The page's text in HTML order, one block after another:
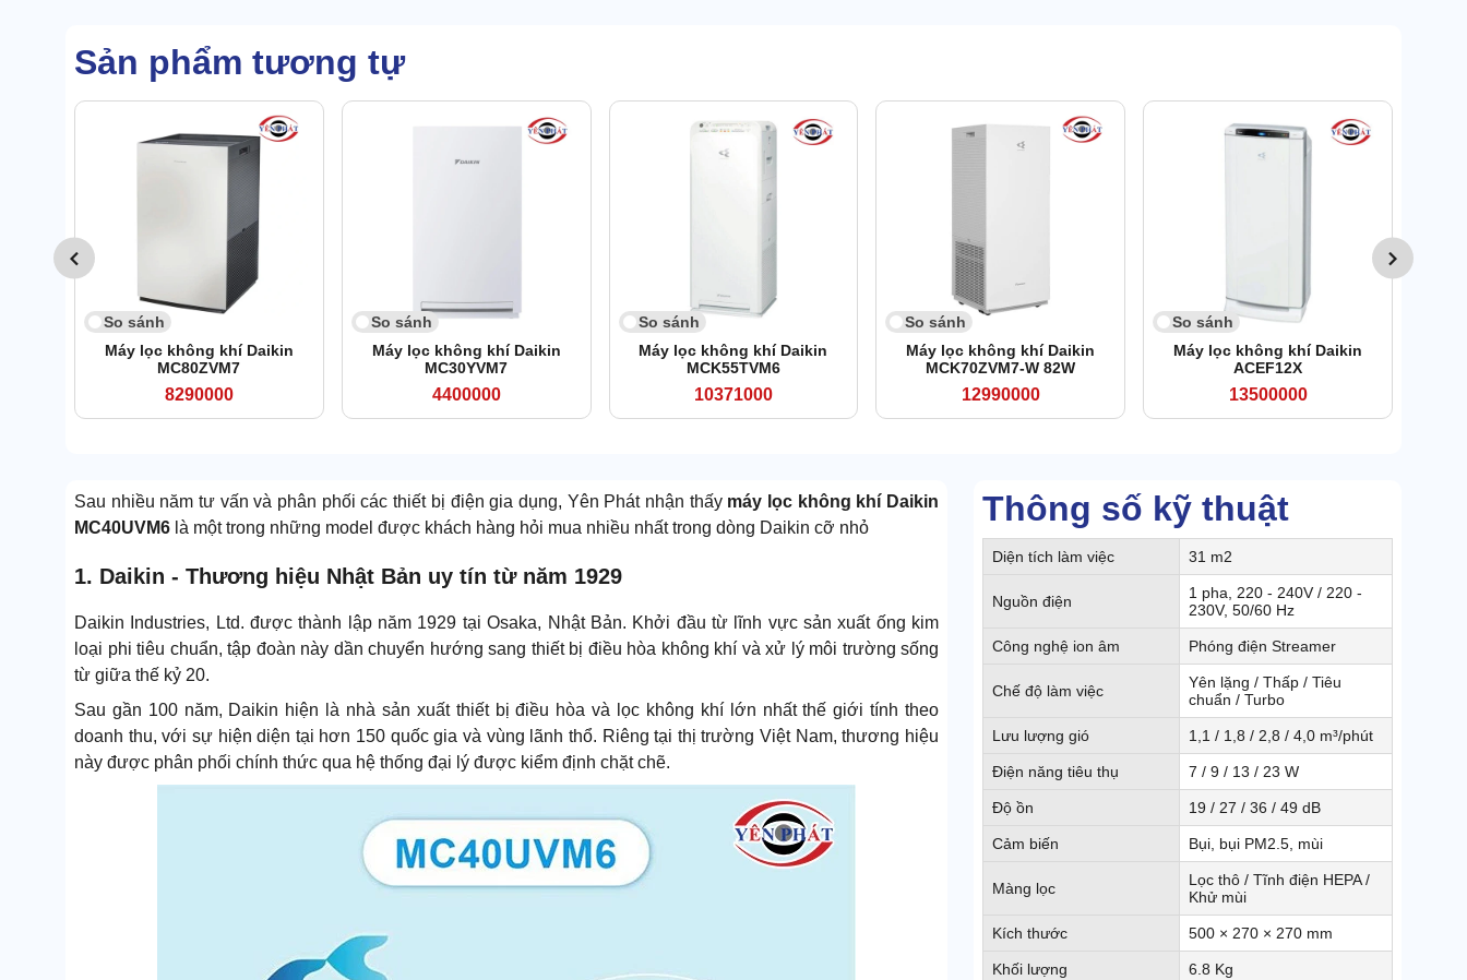
Sản phẩm tương tự
So sánh
Máy lọc không khí Daikin
MC80ZVM7
8290000
So sánh
Máy lọc không khí Daikin
MC30YVM7
4400000
So sánh
Máy lọc không khí Daikin
MCK55TVM6
10371000
So sánh
Máy lọc không khí Daikin
MCK70ZVM7-W 82W
12990000
So sánh
Máy lọc không khí Daikin
ACEF12X
13500000
Thông số kỹ thuật
Diện tích làm việc 31 m2
Nguồn điện
1 pha, 220 - 240V / 220 -
230V, 50/60 Hz
Công nghệ ion âm Phóng điện Streamer
Chế độ làm việc
Yên lặng / Thấp / Tiêu
chuẩn / Turbo
Lưu lượng gió 1,1 / 1,8 / 2,8 / 4,0 m³/phút
Điện năng tiêu thụ 7 / 9 / 13 / 23 W
Độ ồn 19 / 27 / 36 / 49 dB
Cảm biến Bụi, bụi PM2.5, mùi
Màng lọc
Lọc thô / Tĩnh điện HEPA /
Khử mùi
Kích thước 500 × 270 × 270 mm
Khối lượng 6.8 Kg
Sau nhiều năm tư vấn và phân phối các thiết bị điện gia dụng, Yên Phát nhận thấy máy lọc không khí Daikin
MC40UVM6 là một trong những model được khách hàng hỏi mua nhiều nhất trong dòng Daikin cỡ nhỏ
1. Daikin - Thương hiệu Nhật Bản uy tín từ năm 1929
Daikin Industries, Ltd. được thành lập năm 1929 tại Osaka, Nhật Bản. Khởi đầu từ lĩnh vực sản xuất ống kim
loại phi tiêu chuẩn, tập đoàn này dần chuyển hướng sang thiết bị điều hòa không khí và xử lý môi trường sống
từ giữa thế kỷ 20.
Sau gần 100 năm, Daikin hiện là nhà sản xuất thiết bị điều hòa và lọc không khí lớn nhất thế giới tính theo
doanh thu, với sự hiện diện tại hơn 150 quốc gia và vùng lãnh thổ. Riêng tại thị trường Việt Nam, thương hiệu
này được phân phối chính thức qua hệ thống đại lý được kiểm định chặt chẽ.